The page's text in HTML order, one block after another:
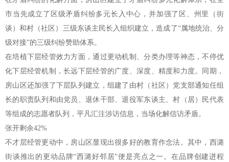
市当先成立了区级矛盾纠纷多元长入中心，并加强了区、州里（街
谈）和村（社区）三级东谈主民长入组织建立，造成了“属地统治、分
级对接”的三级纠纷赞助体系。
在培植下层经管效力方面，通过更动机制、分类办理等神态，不停优
化下层经管机制，长远下层经管的广度、深度、精度和力度。同期，
房山区还加强了下层队列建立，组建了由村（社区）党支部通知任组
长的职责队列和由党员、退休干部、退役军东谈主、村（居）民代表
等组成的志愿者队列，平凡汇注涉访信息，当场化解信访矛盾。
张开剩余42%
不才层经管更动中，房山区显现出很多好的教育作念法。其中，西潞
街谈推出的更动品牌“西潞好邻居”便是亮点之一。在品牌创建进程